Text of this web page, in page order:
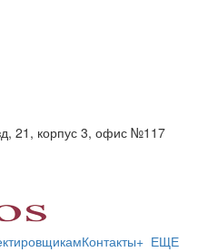
21, корпус 3, офис №117
Контакты+ ЕЩЕ